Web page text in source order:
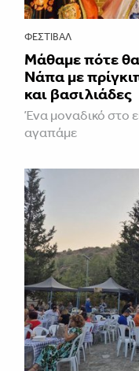
ΦΕΣΤΙΒΑΛ
Μάθαμε πότε θα
Νάπα με
και βασιλιάδες
Ένα μοναδικό στο
αγαπάμε